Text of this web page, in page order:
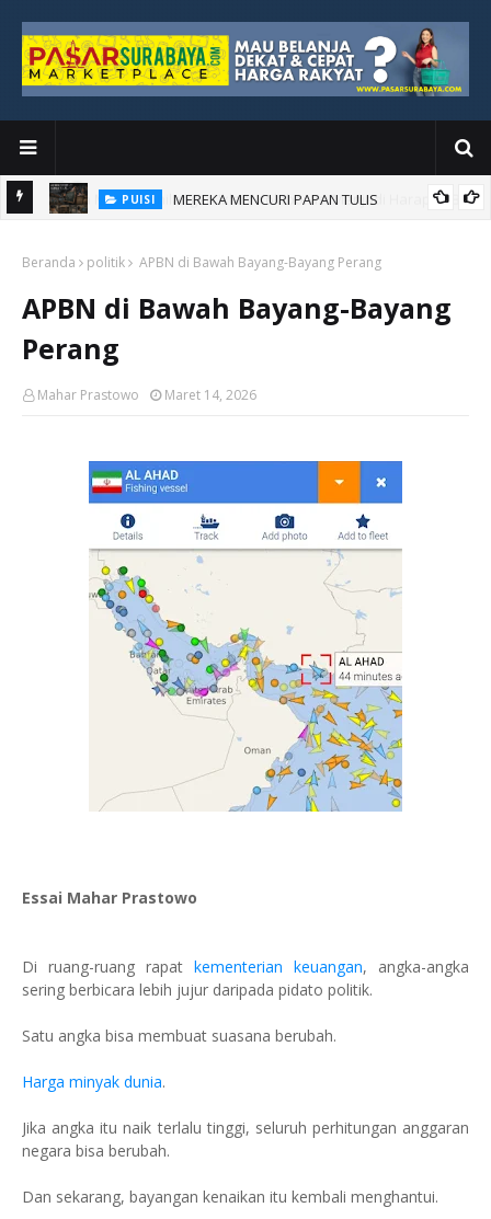
PUISI MEREKA MENCURI PAPAN TULIS
Beranda politik APBN di Bawah Bayang-Bayang Perang
APBN di Bawah Bayang-Bayang
Perang
Mahar Prastowo Maret 14, 2026
Essai Mahar Prastowo
Di ruang-ruang rapat kementerian keuangan, angka-angka
sering berbicara lebih jujur daripada pidato politik.
Satu angka bisa membuat suasana berubah.
Harga minyak dunia.
Jika angka itu naik terlalu tinggi, seluruh perhitungan anggaran
negara bisa berubah.
Dan sekarang, bayangan kenaikan itu kembali menghantui.